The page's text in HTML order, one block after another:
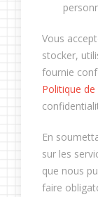
Vous
stocker,
fournie
Politique
En
sur les
que nous
faire